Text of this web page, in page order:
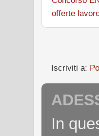
offerte
Iscriviti a:
In